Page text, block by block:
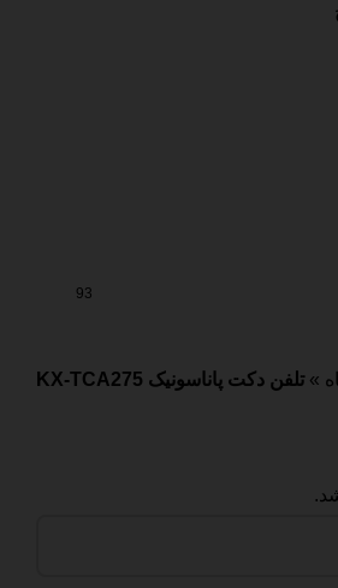
93
»تلفن دکت پاناسونیک KX-TCA275